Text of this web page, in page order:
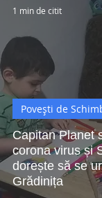
Capitan Planet
corona virus și
dorește să se
Grădinița
Povești de
1 min de citit